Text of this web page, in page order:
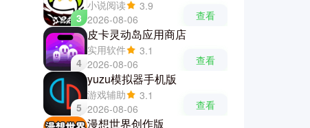
3
小说阅读
3.9
2026-08-06
查看
4
皮卡灵动岛应用商店
实用软件
3.1
2026-08-06
查看
5
yuzu模拟器手机版
游戏辅助
3.1
2026-08-06
查看
漫想世界创作版